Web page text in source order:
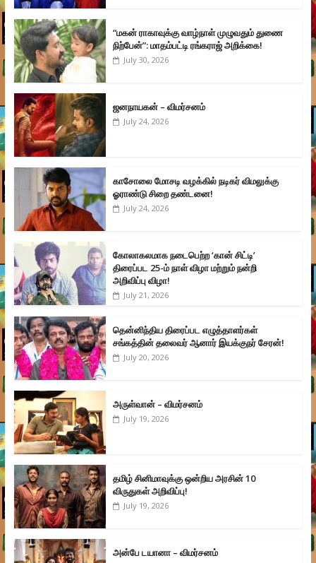
“மகன் ராகாவுக்கு வாழ்நாள் முழுவதும் துணை
நிற்பேன்”: மாதம்பட்டி ரங்கராஜ் அறிக்கை!
July 30, 2026
ஜனநாயகன் – விமர்சனம்
July 24, 2026
காசோலை மோசடி வழக்கில் நடிகர் விமலுக்கு
ஓராண்டு சிறை தண்டனை!
July 24, 2026
கோலாகலமாக நடைபெற்ற ‘கான் சிட்டி’
திரைப்பட 25-ம் நாள் விழா மற்றும் நன்றி
அறிவிப்பு விழா!
July 21, 2026
தென்னிந்திய திரைப்பட எழுத்தாளர்கள்
சங்கத்தின் தலைவர் ஆனார் இயக்குநர் சேரன்!
July 20, 2026
அருள்வான் – விமர்சனம்
July 19, 2026
தமிழ் சினிமாவுக்கு ஒன்றிய அரசின் 10
விருதுகள் அறிவிப்பு!
July 19, 2026
அன்பே டயானா – விமர்சனம்